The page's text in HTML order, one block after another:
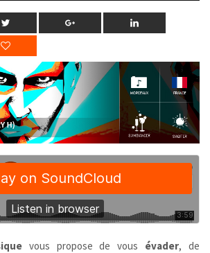
vous propose de vous évader, de